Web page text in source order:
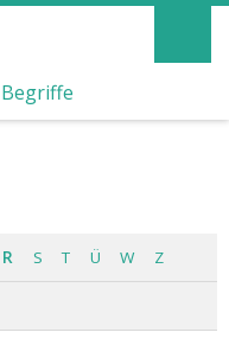
R S T Ü W Z